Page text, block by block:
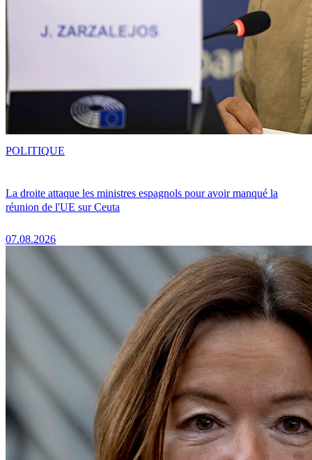
La droite attaque les ministres espagnols pour avoir manqué la
réunion de l'UE sur Ceuta
07.08.2026
POLITIQUE